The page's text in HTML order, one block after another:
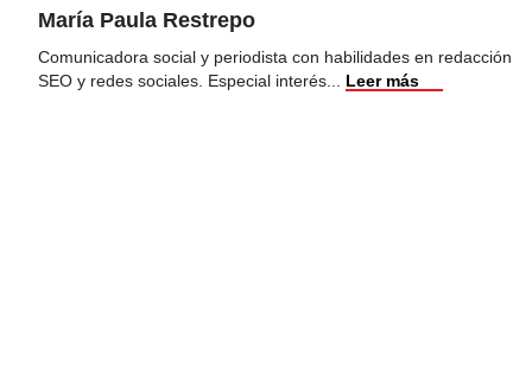
María Paula Restrepo
Comunicadora social y periodista con habilidades en redacción
SEO y redes sociales. Especial interés
Leer más